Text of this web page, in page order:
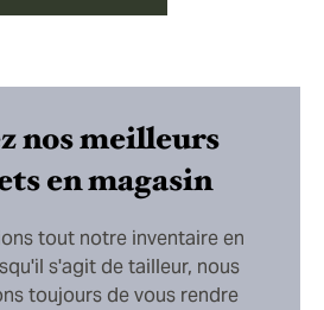
nos meilleurs
en magasin
tout notre inventaire en
s'agit de tailleur, nous
toujours de vous rendre